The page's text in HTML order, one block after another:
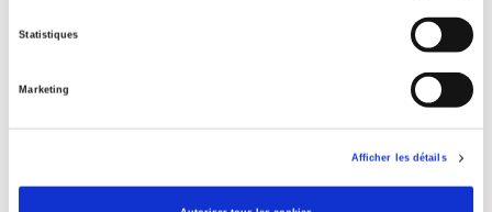
Statistiques
Marketing
Afficher les détails
Auteur
Le Mouvement Social